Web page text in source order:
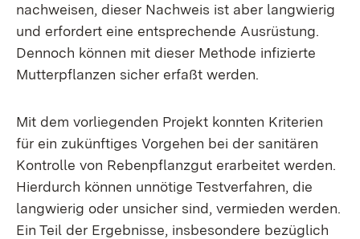
nachweisen, dieser Nachweis ist aber langwierig
und erfordert eine entsprechende Ausrüstung.
Dennoch können mit dieser Methode infizierte
Mutterpflanzen sicher erfaßt werden.
Mit dem vorliegenden Projekt konnten Kriterien
für ein zukünftiges Vorgehen bei der sanitären
Kontrolle von Rebenpflanzgut erarbeitet werden.
Hierdurch können unnötige Testverfahren, die
langwierig oder unsicher sind, vermieden werden.
Ein Teil der Ergebnisse, insbesondere bezüglich